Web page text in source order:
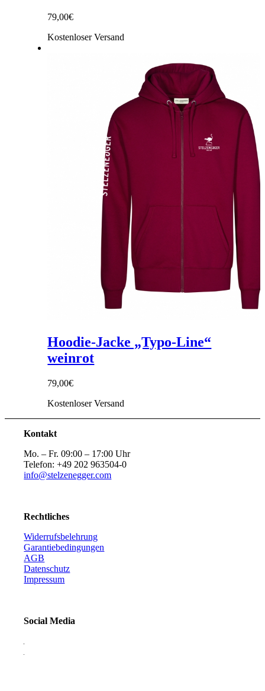
79,00€
Kostenloser Versand
Hoodie-Jacke „Typo-Line“
weinrot
79,00€
Kostenloser Versand
Kontakt
Mo. – Fr. 09:00 – 17:00 Uhr
Telefon: +49 202 963504-0
info@stelzenegger.com
Rechtliches
Widerrufsbelehrung
Garantiebedingungen
AGB
Datenschutz
Impressum
Social Media